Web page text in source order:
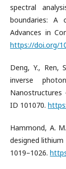
spectral
boundaries: A
Advances in
https://doi.org/
Deng, Y., Ren,
inverse
Nanostructures
ID 101070.
Hammond, A.
designed
1019–1026.